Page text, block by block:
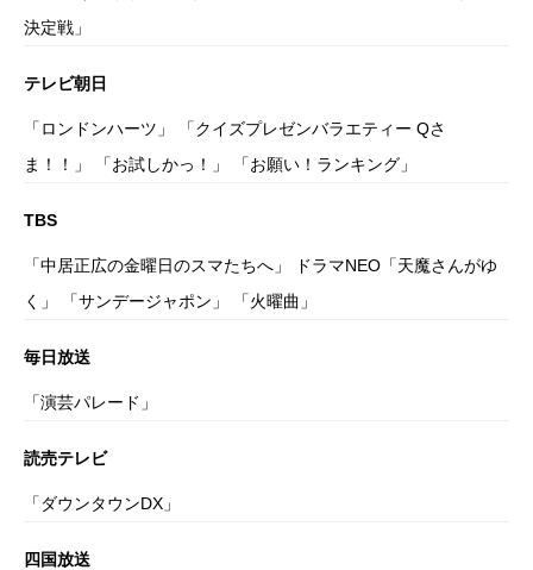
決定戦」
テレビ朝日
「ロンドンハーツ」 「クイズプレゼンバラエティー Qさ
ま！！」 「お試しかっ！」 「お願い！ランキング」
TBS
「中居正広の金曜日のスマたちへ」 ドラマNEO「天魔さんがゆ
く」 「サンデージャポン」 「火曜曲」
毎日放送
「演芸パレード」
読売テレビ
「ダウンタウンDX」
四国放送